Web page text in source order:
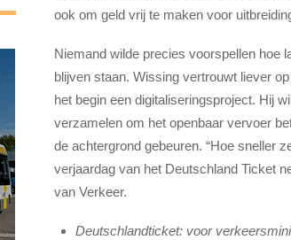
ook om geld vrij te maken voor
Niemand wilde precies voorspellen hoe
blijven staan. Wissing vertrouwt liever
het begin een digitaliseringsproject. Hij
verzamelen om het openbaar vervoer
de achtergrond gebeuren. “Hoe sneller
verjaardag van het Deutschland Ticket
van Verkeer.
Deutschlandticket: voor